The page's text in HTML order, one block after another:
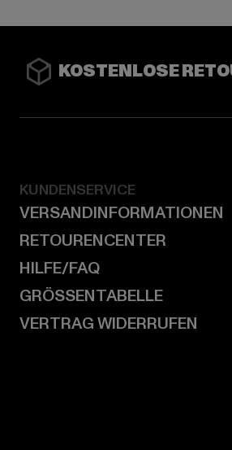
KOSTENLOSE
KUNDENSERVICE
VERSANDINFORMATIONEN
RETOURENCENTER
HILFE/FAQ
GRÖSSENTABELLE
VERTRAG WIDERRUFEN